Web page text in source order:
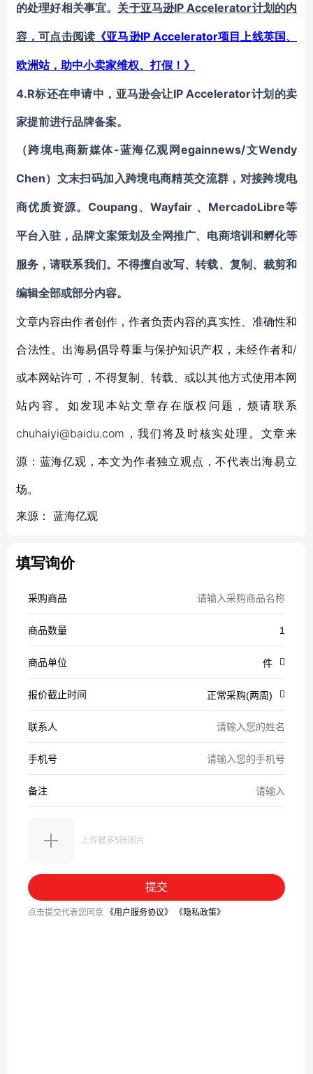
的处理好相关事宜。
关于亚马逊IP Accelerator计划的内
容，可点击阅读 《亚马逊IP Accelerator项目上线英国、
欧洲站，助中小卖家维权、打假！ 》
4.R标还在申请中，亚马逊会让IP Accelerator计划的卖
家提前进行品牌备案。
（跨境电商新媒体-蓝海亿观网egainnews/文Wendy
Chen）文末扫码加 入跨境电商精英交流群 ，对接跨境电
商优质资源。Coupang、Wayfair 、 MercadoLibre等
平台入驻 ，品牌文案策划及全网推广、电商培训和孵化等
服务 ，请联系我们。不得擅自改写、转载、复制、裁剪和
编辑全部或部分内容。
文章内容由作者创作，作者负责内容的真实性、准确性和
合法性。出海易倡导尊重与保护知识产权，未经作者和/
或本网站许可，不得复制、转载、或以其他方式使用本网
站内容。如发现本站文章存在版权问题，烦请联系
chuhaiyi@baidu.com，我们将及时核实处理。文章来
源：蓝海亿观，本文为作者独立观点，不代表出海易立
场。
来源： 蓝海亿观
填写询价